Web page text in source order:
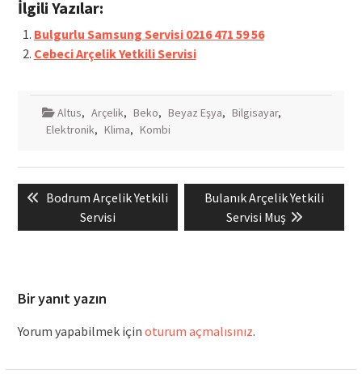
İlgili Yazılar:
Bulgurlu Samsung Servisi 0216 471 59 56
Cebeci Arçelik Yetkili Servisi
Altus, Arçelik, Beko, Beyaz Eşya, Bilgisayar,
Elektronik, Klima, Kombi
gezinmesi
Previous
Bodrum Arçelik Yetkili
Servisi
Next
post:
Bulanık Arçelik Yetkili
Servisi Muş
Bir yanıt yazın
Yorum yapabilmek için oturum açmalısınız.